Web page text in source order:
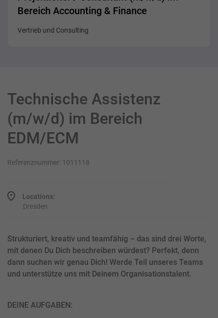
Bereich Accounting & Finance
Vertrieb und Consulting
Technische Assistenz
(m/w/d) im Bereich
EDM/ECM
Referenznummer: 1011118
Locations:
Dresden
Strukturiert, kreativ und teamfähig – das sind drei Worte,
mit denen Du Dich beschreiben würdest? Perfekt, denn
dann suchen wir genau Dich! Werde Teil unseres Teams
und unterstütze uns mit Deinem Organisationstalent.
DEINE AUFGABEN: